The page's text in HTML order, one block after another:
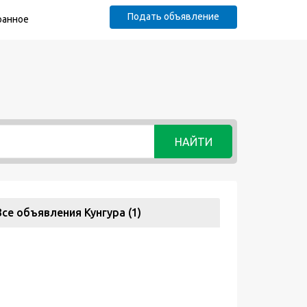
Подать объявление
НАЙТИ
объявления Кунгура (1)